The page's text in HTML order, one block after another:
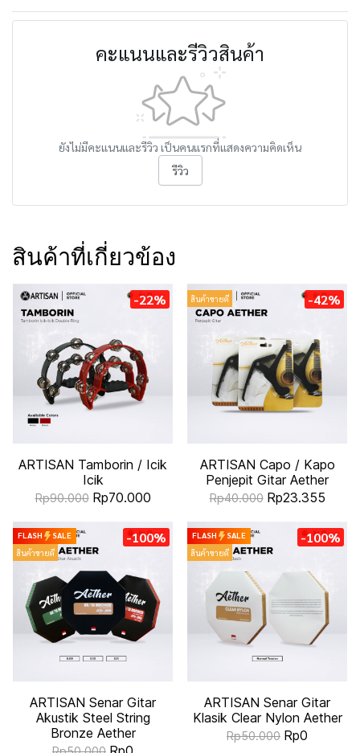
คะแนนและรีวิวสินค้า
ยังไม่มีคะแนนและรีวิว เป็นคนแรกที่แสดงความคิดเห็น
รีวิว
สินค้าที่เกี่ยวข้อง
-22%
ARTISAN Tamborin / Icik
Icik
Rp90.000 Rp70.000
สินค้าขายดี -42%
ARTISAN Capo / Kapo
Penjepit Gitar Aether
Rp40.000 Rp23.355
FLASH
SALE
สินค้าขายดี
-100%
ARTISAN Senar Gitar
Akustik Steel String
Bronze Aether
FLASH
SALE
สินค้าขายดี
-100%
ARTISAN Senar Gitar
Klasik Clear Nylon Aether
Rp50.000 Rp0